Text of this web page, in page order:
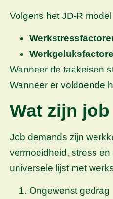
Volgens het JD-R
Wanneer de taakeisen
Wanneer er voldoende
Wat zijn
Job demands zijn
vermoeidheid, stress
universele lijst met
Ongewenst gedrag